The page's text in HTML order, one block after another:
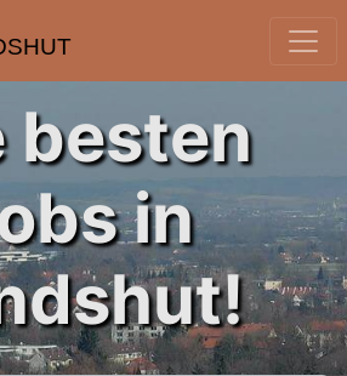
besten
in